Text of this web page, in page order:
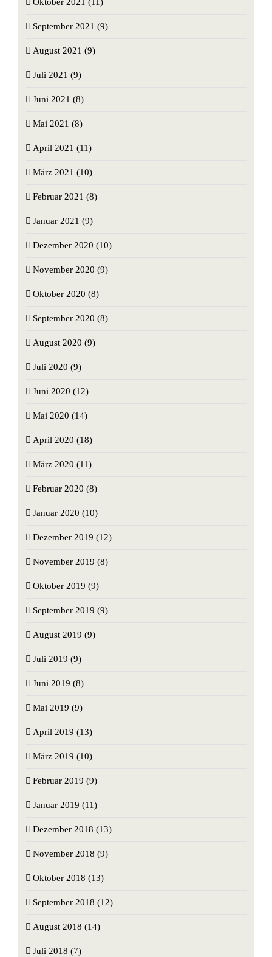
September 2021 (9)
August 2021 (9)
Juli 2021 (9)
Juni 2021 (8)
Mai 2021 (8)
April 2021 (11)
März 2021 (10)
Februar 2021 (8)
Januar 2021 (9)
Dezember 2020 (10)
November 2020 (9)
Oktober 2020 (8)
September 2020 (8)
August 2020 (9)
Juli 2020 (9)
Juni 2020 (12)
Mai 2020 (14)
April 2020 (18)
März 2020 (11)
Februar 2020 (8)
Januar 2020 (10)
Dezember 2019 (12)
November 2019 (8)
Oktober 2019 (9)
September 2019 (9)
August 2019 (9)
Juli 2019 (9)
Juni 2019 (8)
Mai 2019 (9)
April 2019 (13)
März 2019 (10)
Februar 2019 (9)
Januar 2019 (11)
Dezember 2018 (13)
November 2018 (9)
Oktober 2018 (13)
September 2018 (12)
August 2018 (14)
Juli 2018 (7)